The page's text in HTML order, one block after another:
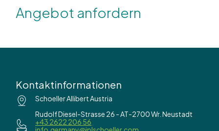
Angebot anfordern
Kontaktinformationen
Schoeller Allibert Austria
Rudolf Diesel-Strasse 26 - AT-2700 Wr. Neustadt
+43 2622 206 56